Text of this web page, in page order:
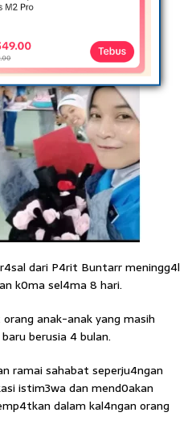
dari P4rit Buntarr meningg4l
k0ma sel4ma 8 hari.
anak-anak yang masih
berusia 4 bulan.
ramai sahabat seperju4ngan
istim3wa dan mend0akan
dalam kal4ngan orang